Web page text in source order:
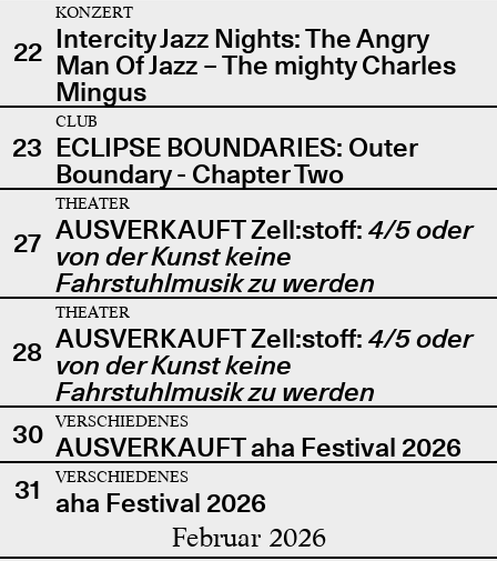
22
KONZERT
Intercity Jazz Nights: The Angry
Man Of Jazz – The mighty Charles
Mingus
23
CLUB
ECLIPSE BOUNDARIES: Outer
Boundary - Chapter Two
27
THEATER
AUSVERKAUFT Zell:stoff: 4/5 oder
von der Kunst keine
Fahrstuhlmusik zu werden
28
THEATER
AUSVERKAUFT Zell:stoff: 4/5 oder
von der Kunst keine
Fahrstuhlmusik zu werden
30
VERSCHIEDENES
AUSVERKAUFT aha Festival 2026
31
VERSCHIEDENES
aha Festival 2026
Februar 2026